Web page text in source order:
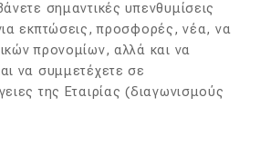
σημαντικές υπενθυμίσεις
εκπτώσεις, προσφορές, νέα, να
προνομίων, αλλά και να
να συμμετέχετε σε
της Εταιρίας (διαγωνισμούς